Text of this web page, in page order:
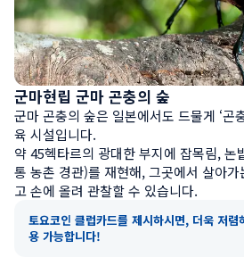
군마현립 군마 곤충의 숲
군마 곤충의 숲은 일본에서도 드물게 ‘곤
육 시설입니다.
약 45헥타르의 광대한 부지에 잡목림, 논
통 농촌 경관)를 재현해, 그곳에서 살아
고 손에 올려 관찰할 수 있습니다.
토요코인 클럽카드를 제시하시면, 더욱 저렴
용 가능합니다!